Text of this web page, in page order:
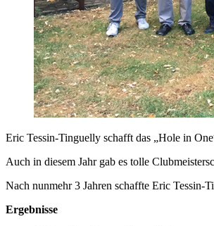
Eric Tessin-Tinguelly schafft das „Hole in
Auch in diesem Jahr gab es tolle
Nach nunmehr 3 Jahren schaffte Eric Tessin-
Ergebnisse